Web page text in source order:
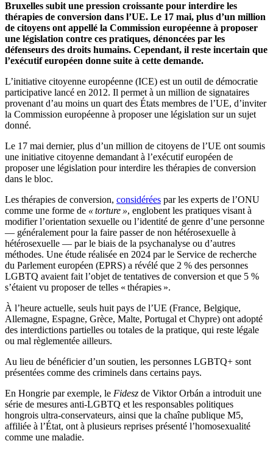
Bruxelles subit une pression croissante pour interdire les
thérapies de conversion dans l’UE. Le 17 mai, plus d’un million
de citoyens ont appellé la Commission européenne à proposer
une législation contre ces pratiques, dénoncées par les
défenseurs des droits humains. Cependant, il reste incertain que
l’exécutif européen donne suite à cette demande.
L’initiative citoyenne européenne (ICE) est un outil de démocratie
participative lancé en 2012. Il permet à un million de signataires
provenant d’au moins un quart des États membres de l’UE, d’inviter
la Commission européenne à proposer une législation sur un sujet
donné.
Le 17 mai dernier, plus d’un million de citoyens de l’UE ont soumis
une initiative citoyenne demandant à l’exécutif européen de
proposer une législation pour interdire les thérapies de conversion
dans le bloc.
Les thérapies de conversion, considérées par les experts de l’ONU
comme une forme de « torture », englobent les pratiques visant à
modifier l’orientation sexuelle ou l’identité de genre d’une personne
— généralement pour la faire passer de non hétérosexuelle à
hétérosexuelle — par le biais de la psychanalyse ou d’autres
méthodes. Une étude réalisée en 2024 par le Service de recherche
du Parlement européen (EPRS) a révélé que 2 % des personnes
LGBTQ avaient fait l’objet de tentatives de conversion et que 5 %
s’étaient vu proposer de telles « thérapies ».
À l’heure actuelle, seuls huit pays de l’UE (France, Belgique,
Allemagne, Espagne, Grèce, Malte, Portugal et Chypre) ont adopté
des interdictions partielles ou totales de la pratique, qui reste légale
ou mal règlementée ailleurs.
Au lieu de bénéficier d’un soutien, les personnes LGBTQ+ sont
présentées comme des criminels dans certains pays.
En Hongrie par exemple, le Fidesz de Viktor Orbán a introduit une
série de mesures anti-LGBTQ et les responsables politiques
hongrois ultra-conservateurs, ainsi que la chaîne publique M5,
affiliée à l’État, ont à plusieurs reprises présenté l’homosexualité
comme une maladie.